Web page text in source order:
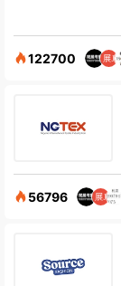
122700
56796